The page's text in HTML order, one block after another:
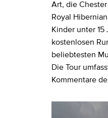
Art, die
Royal
Kinder unter
kostenlosen
beliebtesten
Die Tour
Kommentare